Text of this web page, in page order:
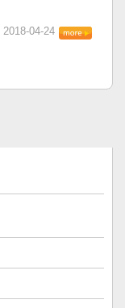
2018-04-24